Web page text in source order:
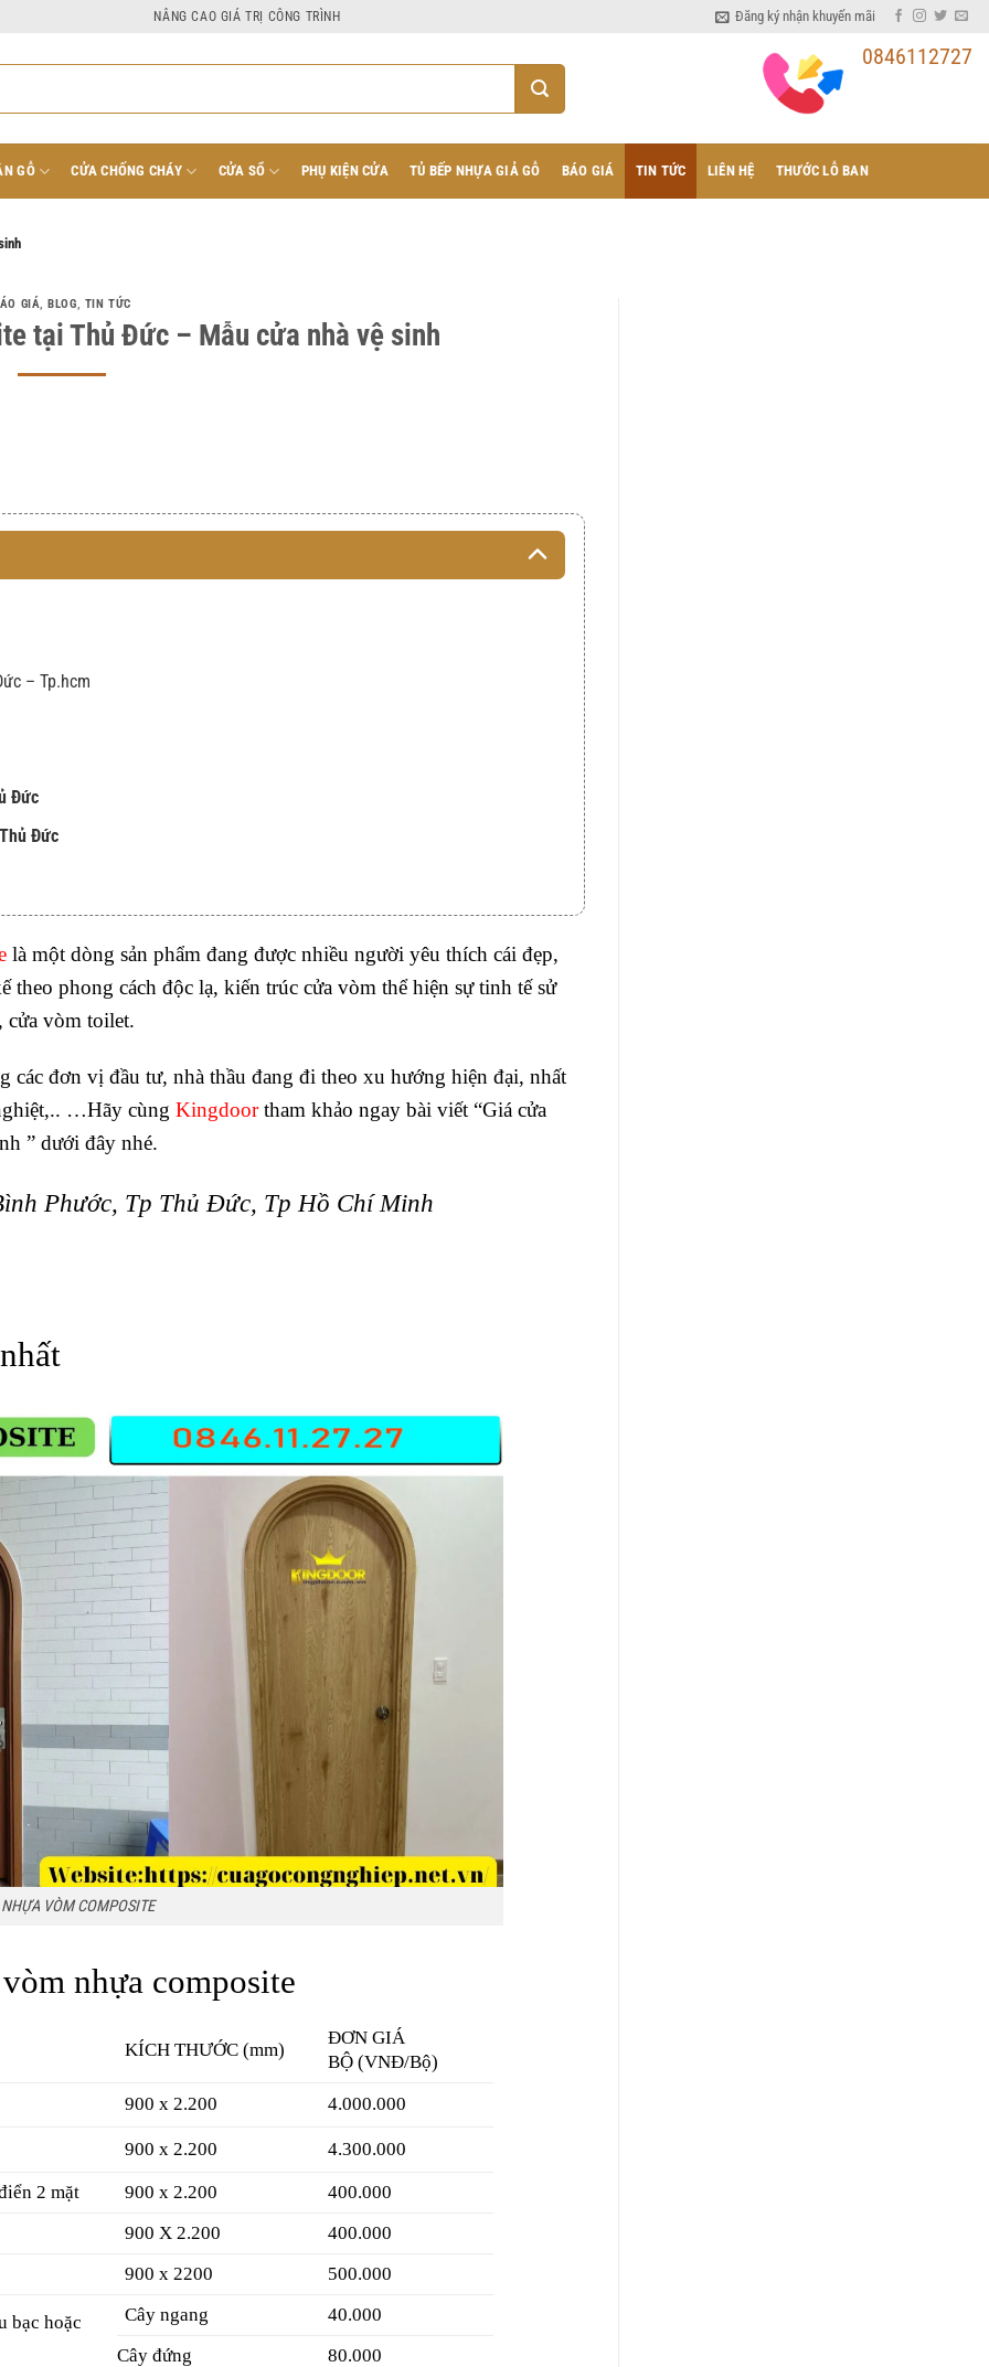
NÂNG CAO GIÁ TRỊ CÔNG TRÌNH Đăng ký nhận khuyến mãi
0846112727
GỖ CỬA CHỐNG CHÁY CỬA SỔ PHỤ KIỆN CỬA TỦ BẾP NHỰA GIẢ GỖ BÁO GIÁ TIN TỨC LIÊN HỆ THƯỚC LỖ BAN
GIÁ,BLOG, TIN TỨC
tại Thủ Đức – Mẫu cửa nhà vệ sinh
– Tp.hcm
Đức
Đức
là một dòng sản phẩm đang được nhiều người yêu thích cái đẹp,
theo phong cách độc lạ, kiến trúc cửa vòm thể hiện sự tinh tế sử
cửa vòm toilet.
đơn vị đầu tư, nhà thầu đang đi theo xu hướng hiện đại, nhất
…Hãy cùng Kingdoortham khảo ngay bài viết “Giá cửa
” dưới đây nhé.
Phước, Tp Thủ Đức, Tp Hồ Chí Minh
VÒM COMPOSITE
nhựa composite
KÍCH THƯỚC(mm)
ĐƠN GIÁ
BỘ(VNĐ/Bộ)
900 x 2.200
4.000.000
900 x 2.200 4.300.000
2 mặt 900 x 2.200
400.000
900 X 2.200
400.000
900 x 2200
500.000
bạc hoặc Cây ngang
40.000
Cây đứng
80.000